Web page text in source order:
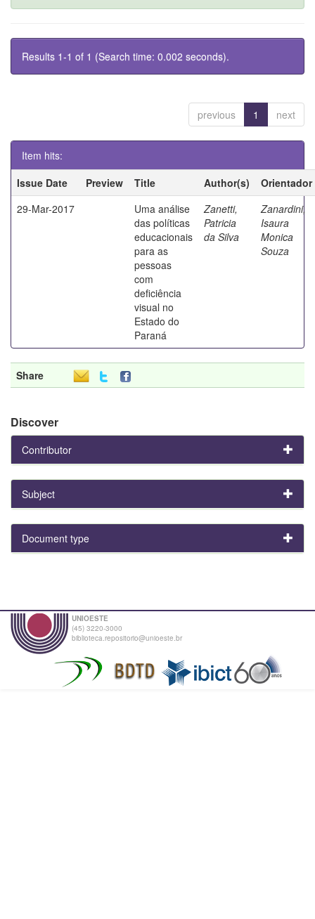
Results 1-1 of 1 (Search time: 0.002 seconds).
previous 1 next
Item hits:
Issue Date
Preview Title Author(s)
Orientador
29-Mar-2017
Uma análise
das políticas
educacionais
para as
pessoas
com
deficiência
visual no
Estado do
Paraná
Zanetti,
Patricia
da Silva
Zanardini,
Isaura
Monica
Souza
Share
Discover
Contributor
Subject
Document type
UNIOESTE
(45) 3220-3000
biblioteca.repositorio@unioeste.br